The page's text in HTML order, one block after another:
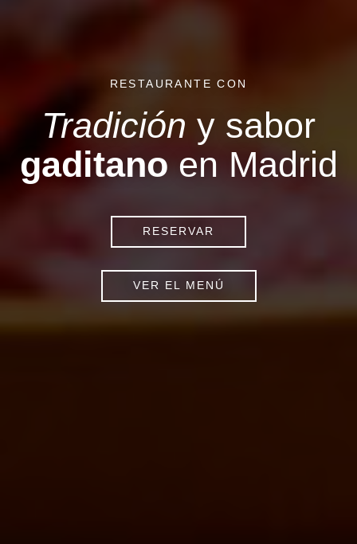
RESTAURANTE CON
Tradición y sabor
gaditanoen Madrid
RESERVAR
VER EL MENÚ